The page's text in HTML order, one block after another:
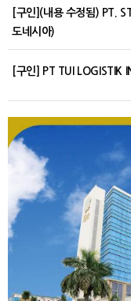
[구인](내용 수정됨) PT.
도네시아)
[구인] PT TUI LOGISTIK